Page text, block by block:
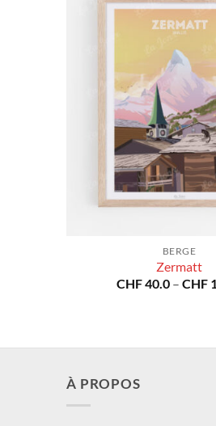
BERGE
Zermatt
CHF40.0 – CHF
À PROPOS